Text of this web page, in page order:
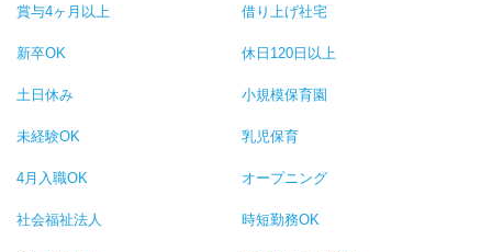
賞与4ヶ月以上 借り上げ社宅
新卒OK 休日120日以上
土日休み 小規模保育園
未経験OK 乳児保育
4月入職OK オープニング
社会福祉法人 時短勤務OK